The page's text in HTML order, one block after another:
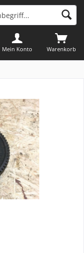
Warenkorb
Mein Konto